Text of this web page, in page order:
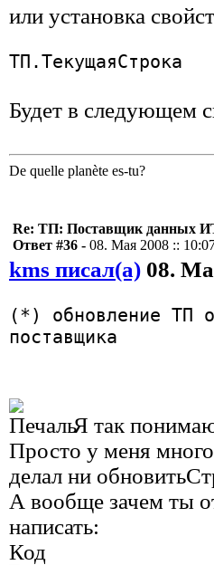
или установка
ТП.ТекущаяСтрока
Будет в следующем
De quelle planète es-tu?
Re: ТП: Поставщик данных
Ответ #36 - 08. Мая 2008 ::
kms писал(а) 08.
(*) обновление ТП
поставщика
Я так понимаю
Просто у меня
делал ни
А вообще зачем ты
написать:
Код